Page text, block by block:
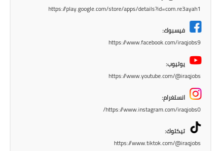
المرحلة الابتدائية
https://play.google.com/store/apps/details?id=com.re3ayah1
فيسبوك:
https://www.facebook.com/iraqjobs9
يوتيوب:
https://www.youtube.com/@iraqjobs
انستغرام:
https://www.instagram.com/iraqjobs0/
تيكتوك:
https://www.tiktok.com/@iraqjobs